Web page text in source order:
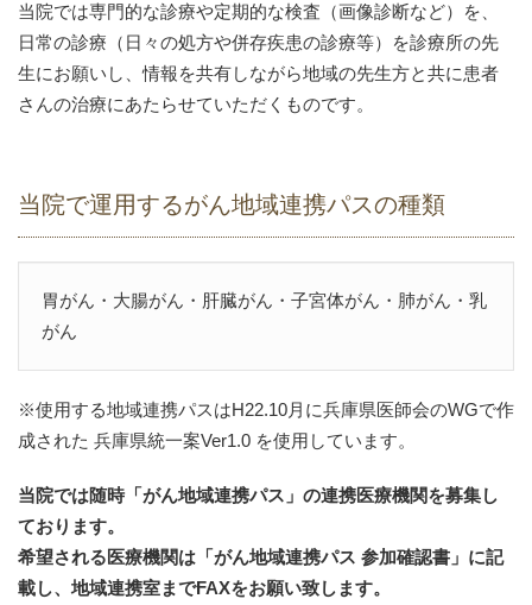
当院では専門的な診療や定期的な検査（画像診断など）を、
日常の診療（日々の処方や併存疾患の診療等）を診療所の先
生にお願いし、情報を共有しながら地域の先生方と共に患者
さんの治療にあたらせていただくものです。
当院で運用するがん地域連携パスの種類
胃がん・大腸がん・肝臓がん・子宮体がん・肺がん・乳
がん
※使用する地域連携パスはH22.10月に兵庫県医師会のWGで作
成された 兵庫県統一案Ver1.0 を使用しています。
当院では随時「がん地域連携パス」の連携医療機関を募集し
ております。
希望される医療機関は「がん地域連携パス 参加確認書」に記
載し、地域連携室までFAXをお願い致します。